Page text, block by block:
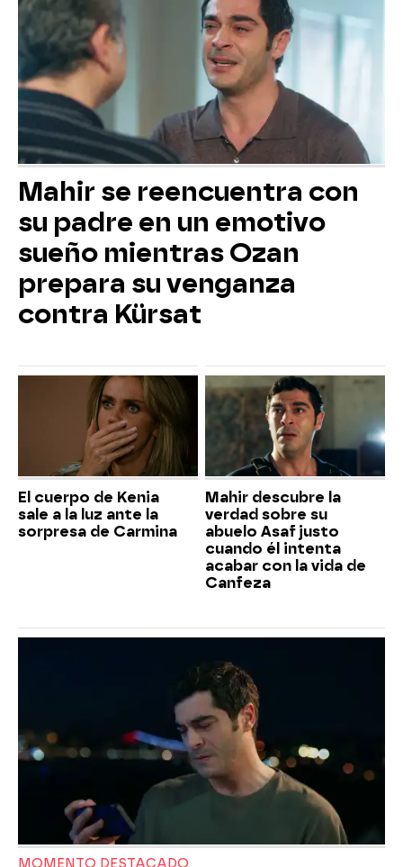
Mahir se reencuentra con
su padre en un emotivo
sueño mientras Ozan
prepara su venganza
contra Kürsat
El cuerpo de Kenia
sale a la luz ante la
sorpresa de Carmina
Mahir descubre la
verdad sobre su
abuelo Asaf justo
cuando él intenta
acabar con la vida de
Canfeza
MOMENTO DESTACADO